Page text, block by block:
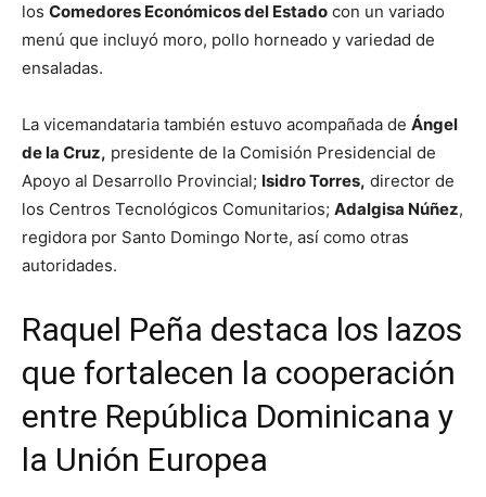
los Comedores Económicos del Estado con un variado
menú que incluyó moro, pollo horneado y variedad de
ensaladas.
La vicemandataria también estuvo acompañada de Ángel
de la Cruz, presidente de la Comisión Presidencial de
Apoyo al Desarrollo Provincial; Isidro Torres, director de
los Centros Tecnológicos Comunitarios; Adalgisa Núñez,
regidora por Santo Domingo Norte, así como otras
autoridades.
Raquel Peña destaca los lazos
que fortalecen la cooperación
entre República Dominicana y
la Unión Europea